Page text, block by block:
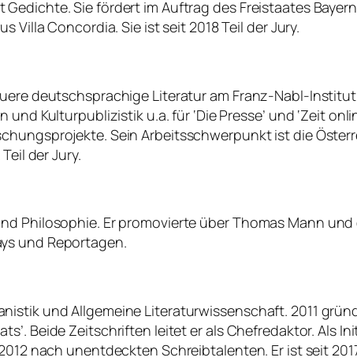
Sie fördert im Auftrag des Freistaates
Villa Concordia. Sie ist seit 2018 Teil der Jury.
deutschsprachige Literatur am Franz-Nabl-
Kulturpublizistik u.a. für ‘Die Presse’ und ‘Zeit
Sein Arbeitsschwerpunkt ist die
der Jury.
Philosophie. Er promovierte über Thomas Mann
und Reportagen.
und Allgemeine Literaturwissenschaft. 2011
Beide Zeitschriften leitet er als Chefredaktor. Als
nach unentdeckten Schreibtalenten. Er ist seit